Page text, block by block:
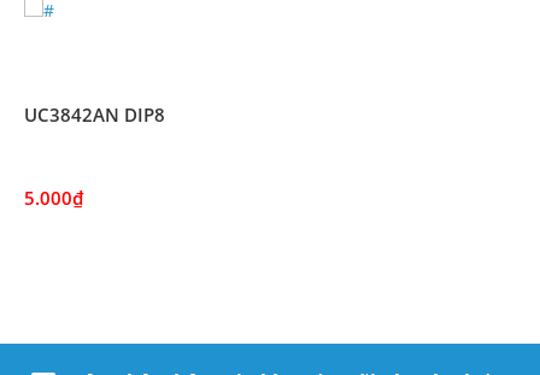
UC3842AN DIP8
5.000₫